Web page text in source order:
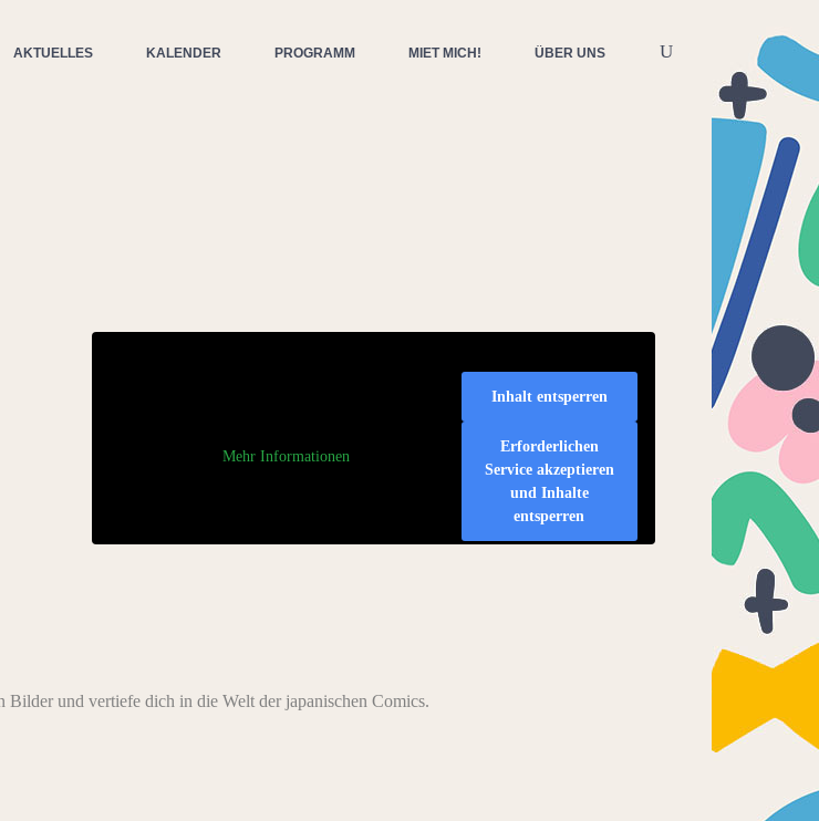
AKTUELLES KALENDER PROGRAMM MIET MICH! ÜBER UNS
Mehr Informationen
Inhalt entsperren
Erforderlichen
Service akzeptieren
und Inhalte
entsperren
und vertiefe dich in die Welt der japanischen Comics.